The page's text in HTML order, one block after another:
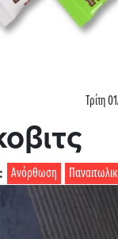
Τρίτη
Ανόρθωση